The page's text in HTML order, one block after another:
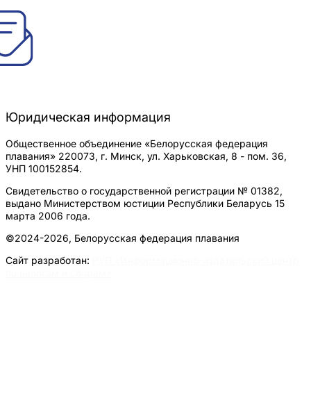
Юридическая информация
Общественное объединение «Белорусская федерация
плавания» 220073, г. Минск, ул. Харьковская, 8 - пом. 36,
УНП 100152854.
Свидетельство о государственной регистрации № 01382,
выдано Министерством юстиции Республики Беларусь 15
марта 2006 года.
©2024-2026, Белорусская федерация плавания
Сайт разработан: